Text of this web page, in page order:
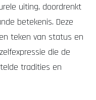
uiting, doordrenkt
betekenis. Deze
teken van status en
die de
tradities en